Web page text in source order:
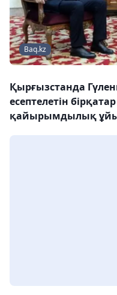
Baq.kz
Қырғызстанда
есептелетін
қайырымдылық